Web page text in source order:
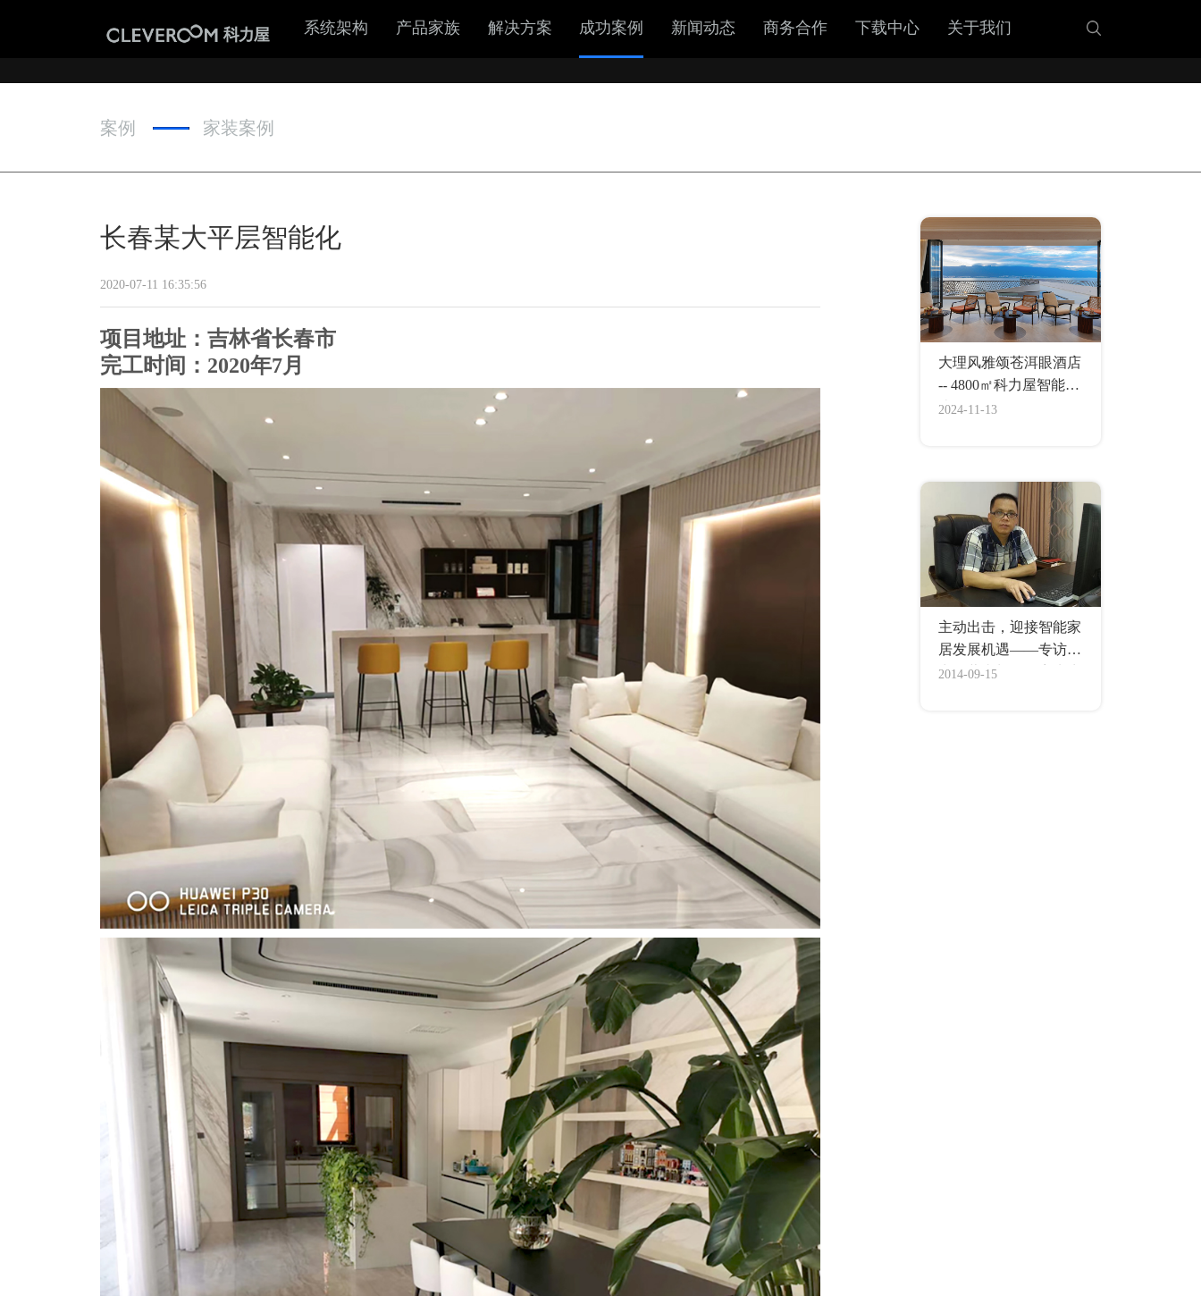
系统架构 产品家族 解决方案 成功案例 新闻动态 商务合作 下载中心 关于我们
案例 家装案例
长春某大平层智能化
2020-07-11 16:35:56
项目地址：吉林省长春市
完工时间：2020年7月
大理风雅颂苍洱眼酒店
-- 4800㎡科力屋智能系
统项目
2024-11-13
主动出击，迎接智能家
居发展机遇——专访科
力屋董事长覃炳宽先生
2014-09-15